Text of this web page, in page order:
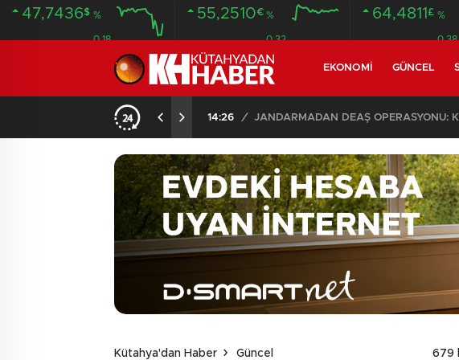
47,7436$ %
0.18
55,2510€ %
0.32
64,4811 £ %
0.38
EKONOMI GÜNCEL
14:26 / JANDARMADAN DEAŞ OPERASYONU:
Kütahya'dan Haber Güncel 679